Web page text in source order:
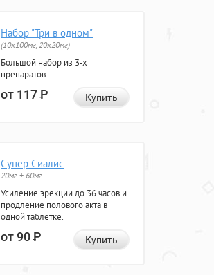
Набор "Три в одном"
(10x100мг, 20x20мг)
Большой набор из 3-х
препаратов.
от 117Р Купить
Супер Сиалис
20мг + 60мг
Усиление эрекции до 36 часов и
продление полового акта в
одной таблетке.
от 90Р Купить